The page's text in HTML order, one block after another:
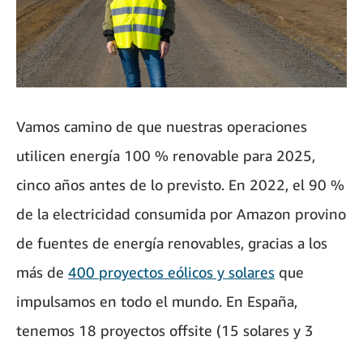
Vamos camino de que nuestras operaciones
utilicen energía 100 % renovable para 2025,
cinco años antes de lo previsto. En 2022, el 90 %
de la electricidad consumida por Amazon provino
de fuentes de energía renovables, gracias a los
más de 400 proyectos eólicos y solares que
impulsamos en todo el mundo. En España,
tenemos 18 proyectos offsite (15 solares y 3